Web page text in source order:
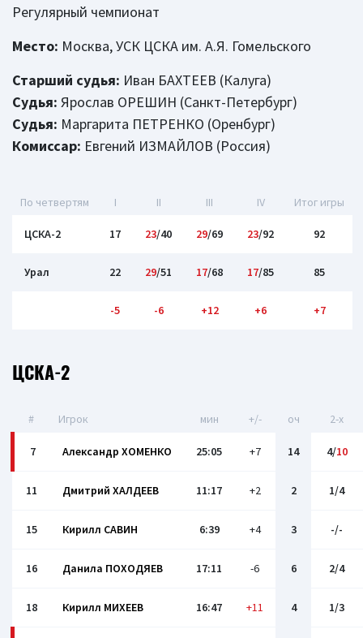
Регулярный чемпионат
Место: Москва, УСК ЦСКА им. А.Я. Гомельского
Старший судья: Иван БАХТЕЕВ (Калуга)
Судья: Ярослав ОРЕШИН (Санкт-Петербург)
Судья: Маргарита ПЕТРЕНКО (Оренбург)
Комиссар: Евгений ИЗМАЙЛОВ (Россия)
По четвертям I II III IV Итог игры
ЦСКА-2 17 23/40 29/69 23/92 92
Урал 22 29/51 17/68 17/85 85
-5 -6 +12 +6 +7
ЦСКА-2
# Игрок мин +/- оч 2-x
7 Александр ХОМЕНКО 25:05 +7 14 4/10
11 Дмитрий ХАЛДЕЕВ 11:17 +2 2 1/4
15 Кирилл САВИН 6:39 +4 3 -/-
16 Данила ПОХОДЯЕВ 17:11 -6 6 2/4
18 Кирилл МИХЕЕВ 16:47 +11 4 1/3